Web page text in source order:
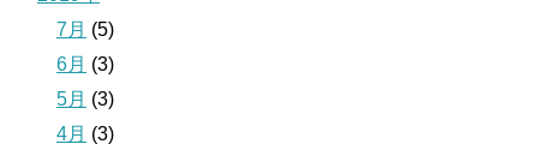
7月 (5)
6月 (3)
5月 (3)
4月 (3)